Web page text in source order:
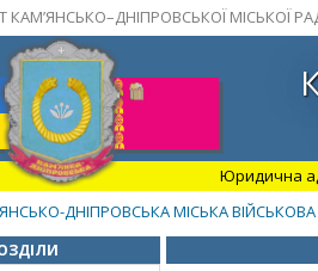
КАМ’ЯНСЬКО–ДНІПРОВСЬКОЇ МІСЬКОЇ
Юридична
ДНІПРОВСЬКА МІСЬКА ВІЙСЬКОВА